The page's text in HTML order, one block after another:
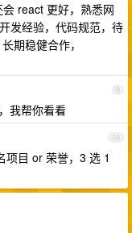
react 更好，熟悉网
发经验，代码规范，待
期稳健合作，
9
我帮你看看
10
项目 or 荣誉，3 选 1